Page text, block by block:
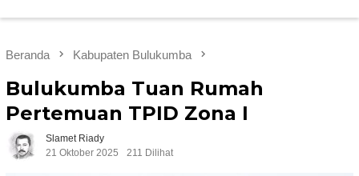
Beranda Kabupaten Bulukumba
Bulukumba Tuan Rumah
Pertemuan TPID Zona I
Slamet Riady
21 Oktober 2025
211 Dilihat